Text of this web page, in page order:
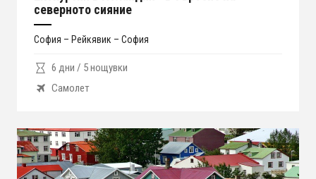
северното сияние
София – Рейкявик – София
6 дни / 5 нощувки
Самолет